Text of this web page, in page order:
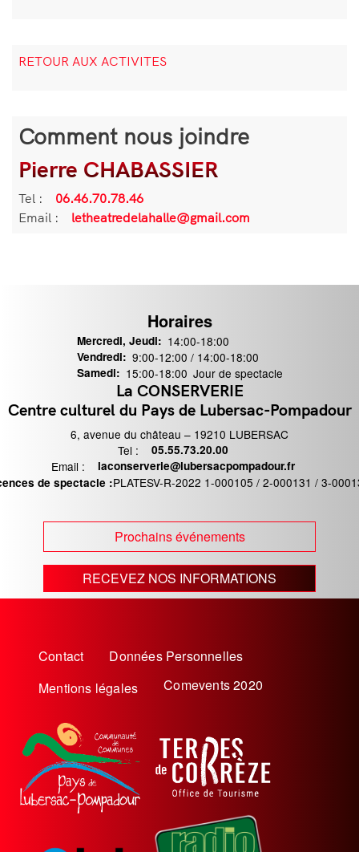
Bloc
RETOUR AUX ACTIVITES
Comment nous joindre
Informations
contact
Pierre CHABASSIER
Tel : Téléphone
06.46.70.78.46
Email :
Email
letheatredelahalle@gmail.com
Horaires
Mercredi, Jeudi: 14:00-18:00
Vendredi: 9:00-12:00 / 14:00-18:00
Samedi: 15:00-18:00 Jour de spectacle
La CONSERVERIE
Centre culturel du Pays de Lubersac-Pompadour
6, avenue du château – 19210 LUBERSAC
Tel :
Téléphone
05.55.73.20.00
Email : Email
laconserverie@lubersacpompadour.fr
de spectacle :PLATESV-R-2022 1-000105 / 2-000131 / 3-
Prochains événements
RECEVEZ NOS INFORMATIONS
Menu
Pied
page
Contact
Données Personnelles
Mentions légales
Comevents 2020